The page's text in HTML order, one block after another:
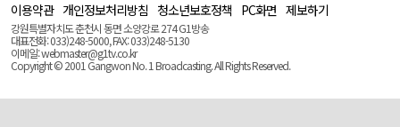
이용약관 개인정보처리방침 청소년보호정책 PC화면 제보하기
강원특별자치도 춘천시 동면 소양강로 274 G1방송
대표전화: 033)248-5000, FAX: 033)248-5130
이메일: webmaster@g1tv.co.kr
Copyright © 2001 Gangwon No. 1 Broadcasting. All Rights Reserved.